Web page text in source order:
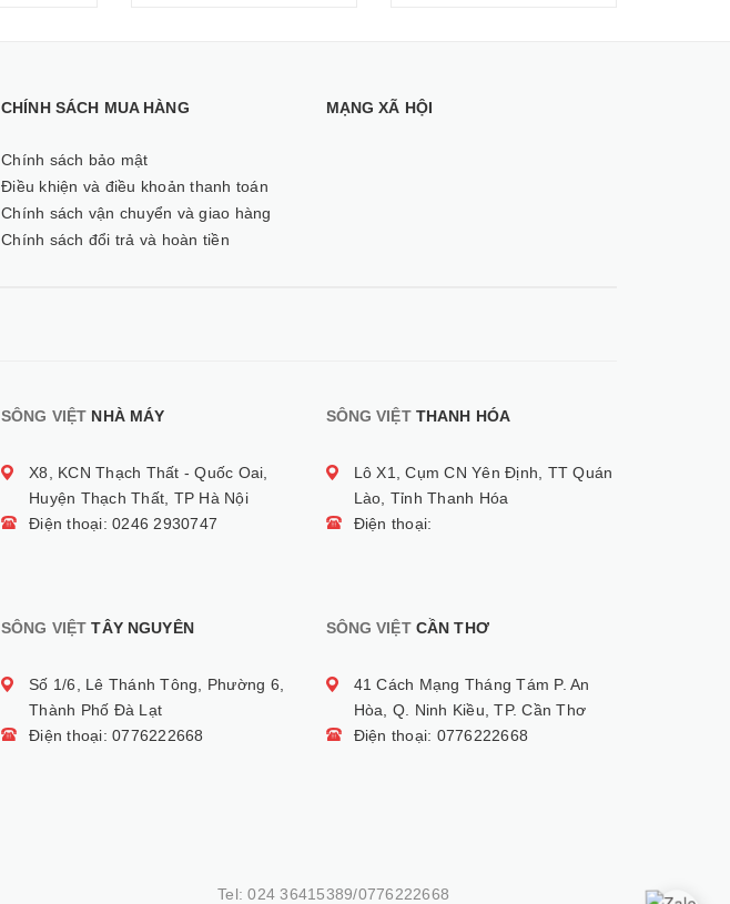
CHÍNH SÁCH MUA HÀNG
Chính sách bảo mật
Điều khiện và điều khoản thanh toán
Chính sách vận chuyển và giao hàng
Chính sách đổi trả và hoàn tiền
MẠNG XÃ HỘI
SÔNG VIỆT NHÀ MÁY
X8, KCN Thạch Thất - Quốc Oai,
Huyện Thạch Thất, TP Hà Nội
Điện thoại: 0246 2930747
SÔNG VIỆTTHANH HÓA
Lô X1, Cụm CN Yên Định, TT Quán
Lào, Tỉnh Thanh Hóa
Điện thoại:
SÔNG VIỆT TÂY NGUYÊN
Số 1/6, Lê Thánh Tông, Phường 6,
Thành Phố Đà Lạt
Điện thoại: 0776222668
SÔNG VIỆTCẦN THƠ
41 Cách Mạng Tháng Tám P. An
Hòa, Q. Ninh Kiều, TP. Cần Thơ
Điện thoại: 0776222668
Tel: 024 36415389/0776222668